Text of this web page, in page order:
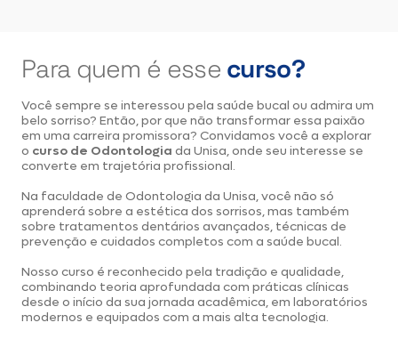
Para quem é esse curso?
Você sempre se interessou pela saúde bucal ou admira um
belo sorriso? Então, por que não transformar essa paixão
em uma carreira promissora? Convidamos você a explorar
o curso de Odontologia da Unisa, onde seu interesse se
converte em trajetória profissional.
Na faculdade de Odontologia da Unisa, você não só
aprenderá sobre a estética dos sorrisos, mas também
sobre tratamentos dentários avançados, técnicas de
prevenção e cuidados completos com a saúde bucal.
Nosso curso é reconhecido pela tradição e qualidade,
combinando teoria aprofundada com práticas clínicas
desde o início da sua jornada acadêmica, em laboratórios
modernos e equipados com a mais alta tecnologia.